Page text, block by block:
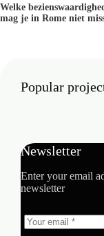
Welke
mag je in Rome niet
Popular
Newsletter
Enter your email
newsletter